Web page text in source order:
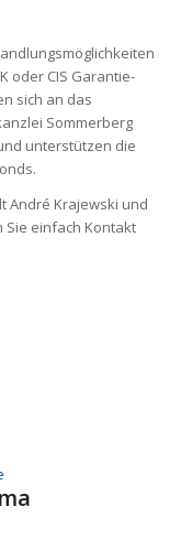
oder CIS Garantie-
sich an das
Sommerberg
unterstützen die
André Krajewski und
Sie einfach Kontakt